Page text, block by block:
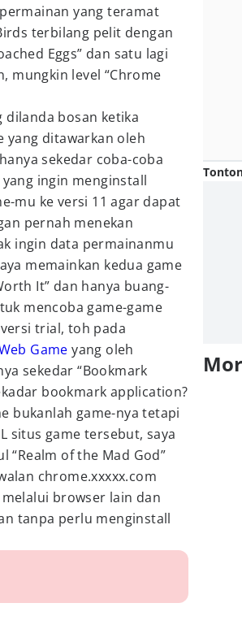
yang teramat
terbilang pelit dengan
Eggs” dan satu lagi
mungkin level “Chrome
dilanda bosan ketika
yang ditawarkan oleh
sekedar coba-coba
ingin menginstall
mu ke versi 11 agar dapat
pernah menekan
ingin data permainanmu
memainkan kedua game
It” dan hanya buang-
mencoba game-game
trial, toh pada
Game yang oleh
sekedar “Bookmark
bookmark application?
bukanlah game-nya tetapi
situs game tersebut, saya
“Realm of the Mad God”
chrome.xxxxx.com
browser lain dan
tanpa perlu menginstall